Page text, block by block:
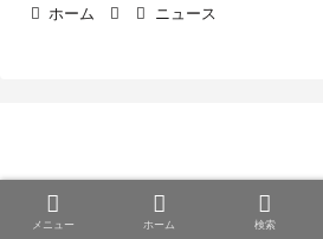
ホーム
ニュース
まとめ部
© 2020 まとめ部.
メニュー ホーム 検索